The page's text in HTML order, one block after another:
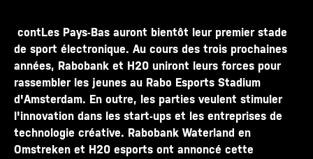
contLes Pays-Bas auront bientôt leur premier stade
de sport électronique. Au cours des trois prochaines
années, Rabobank et H20 uniront leurs forces pour
rassembler les jeunes au Rabo Esports Stadium
d'Amsterdam. En outre, les parties veulent stimuler
l'innovation dans les start-ups et les entreprises de
technologie créative. Rabobank Waterland en
Omstreken et H20 esports ont annoncé cette